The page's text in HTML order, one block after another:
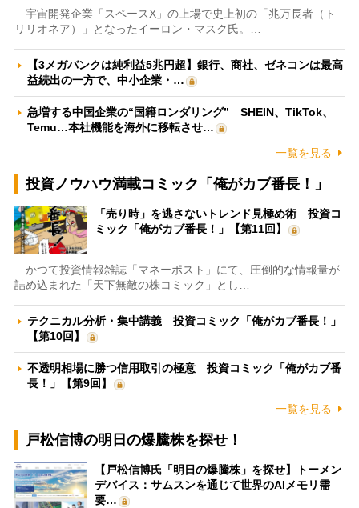
宇宙開発企業「スペースX」の上場で史上初の「兆万長者（ト
リリオネア）」となったイーロン・マスク氏。…
【3メガバンクは純利益5兆円超】銀行、商社、ゼネコンは最高
益続出の一方で、中小企業・…
急増する中国企業の“国籍ロンダリング” SHEIN、TikTok、
Temu…本社機能を海外に移転させ…
一覧を見る
投資ノウハウ満載コミック「俺がカブ番長！」
「売り時」を逃さないトレンド見極め術 投資コ
ミック「俺がカブ番長！」【第11回】
かつて投資情報雑誌「マネーポスト」にて、圧倒的な情報量が
詰め込まれた「天下無敵の株コミック」とし…
テクニカル分析・集中講義 投資コミック「俺がカブ番長！」
【第10回】
不透明相場に勝つ信用取引の極意 投資コミック「俺がカブ番
長！」【第9回】
一覧を見る
戸松信博の明日の爆騰株を探せ！
【戸松信博氏「明日の爆騰株」を探せ】トーメン
デバイス：サムスンを通じて世界のAIメモリ需
要…